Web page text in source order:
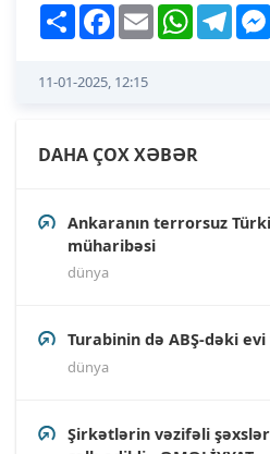
Share Facebook
Email WhatsApp
11-01-2025, 12:15
DAHA ÇOX XƏBƏR
Ankaranın terrorsuz
müharibəsi
dünya
Turabinin də ABŞ-dəki
dünya
Şirkətlərin vəzifəli